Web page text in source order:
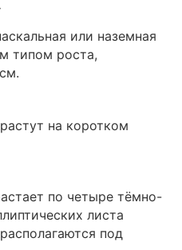
или наземная
типом роста,
на коротком
по четыре тёмно-
листа
под